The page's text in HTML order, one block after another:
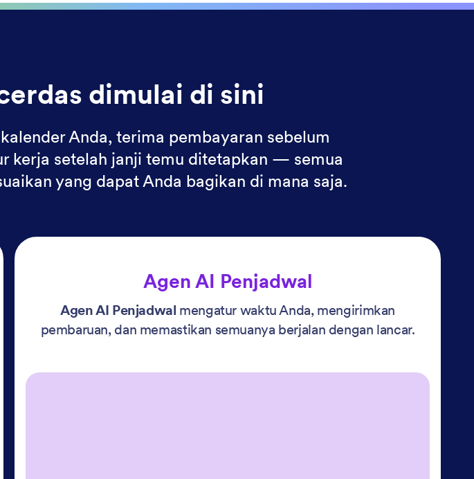
dimulai di sini
Anda, terima pembayaran sebelum
kerja setelah janji temu ditetapkan — semua
yang dapat Anda bagikan di mana saja.
Agen AI Penjadwal
Agen AI Penjadwal mengatur waktu Anda, mengirimkan
pembaruan, dan memastikan semuanya berjalan dengan lancar.